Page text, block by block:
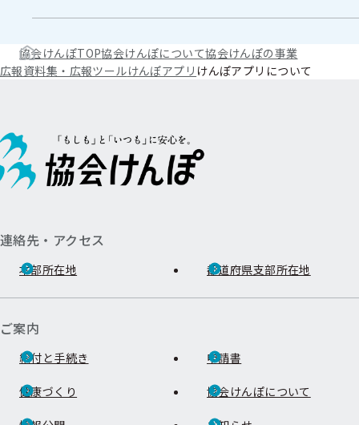
協会けんぽTOP協会けんぽについて協会けんぽの事業
広報資料集・広報ツールけんぽアプリ けんぽアプリについて
連絡先・アクセス
本部所在地 都道府県支部所在地
ご案内
給付と手続き 申請書
健康づくり 協会けんぽについて